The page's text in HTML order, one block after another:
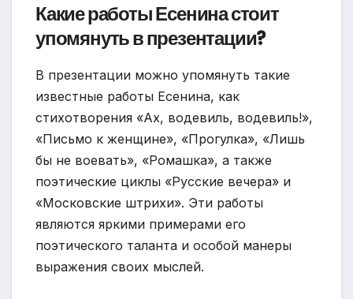
Какие работы Есенина стоит
упомянуть в презентации?
В презентации можно упомянуть такие
известные работы Есенина, как
стихотворения «Ах, водевиль, водевиль!»,
«Письмо к женщине», «Прогулка», «Лишь
бы не воевать», «Ромашка», а также
поэтические циклы «Русские вечера» и
«Московские штрихи». Эти работы
являются яркими примерами его
поэтического таланта и особой манеры
выражения своих мыслей.